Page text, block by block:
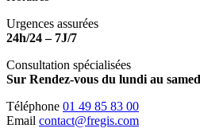
Urgences assurées
24h/24 – 7J/7
Consultation spécialisées
Sur Rendez-vous du lundi au
Téléphone 01 49 85 83 00
Email contact@fregis.com